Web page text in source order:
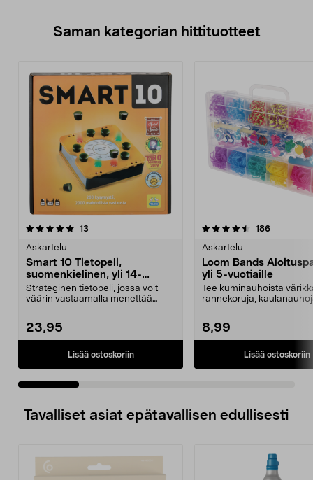
Saman kategorian hittituotteet
13
Askartelu
Smart 10 Tietopeli,
suomenkielinen, yli 14-
vuotiaille
Strateginen tietopeli, jossa voit
väärin vastaamalla menettää
23,95
Lisää ostoskoriin
4.5 viidestä
186arvostelut
Askartelu
Loom Bands
yli 5-vuotiaille
Tee kuminauhoista
rannekoruja,
8,99
Lisää ostoskoriin
4.5 viidestä
Tavalliset asiat epätavallisen edullisesti